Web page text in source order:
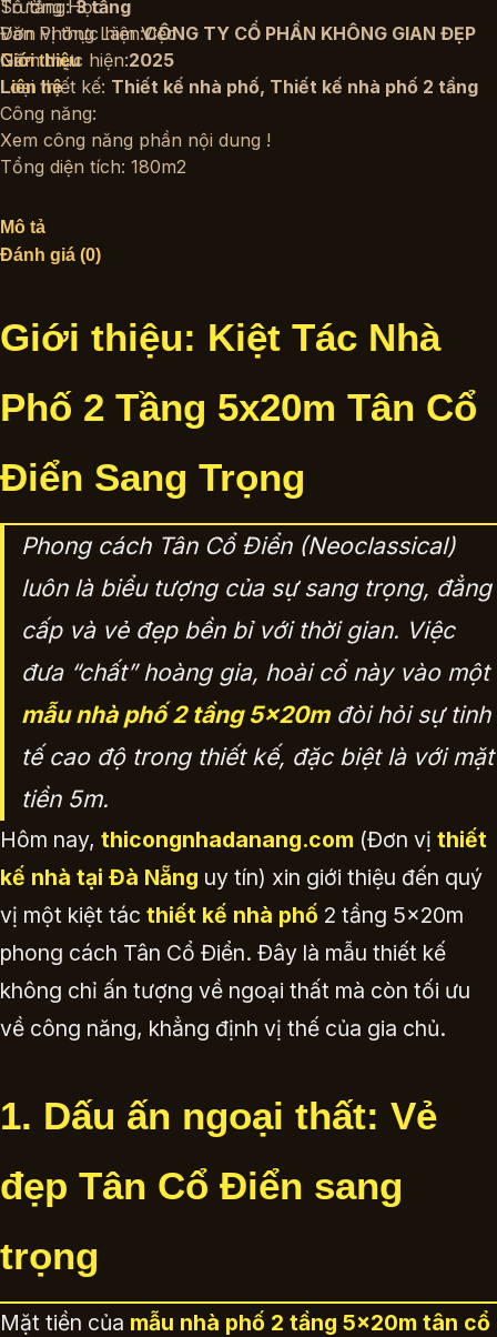
Trường Học
Văn Phòng Làm Việc
Giới thiệu
Liên hệ
Số tầng:3 tầng
Đơn vị thực hiện:CÔNG TY CỔ PHẦN KHÔNG GIAN ĐẸP
Năm thực hiện:2025
Loại thiết kế: Thiết kế nhà phố, Thiết kế nhà phố 2 tầng
Công năng:
Xem công năng phần nội dung !
Tổng diện tích: 180m2
Mô tả
Đánh giá (0)
Giới thiệu: Kiệt Tác Nhà
Phố 2 Tầng 5x20m Tân Cổ
Điển Sang Trọng
Phong cách Tân Cổ Điển (Neoclassical)
luôn là biểu tượng của sự sang trọng, đẳng
cấp và vẻ đẹp bền bỉ với thời gian. Việc
đưa “chất” hoàng gia, hoài cổ này vào một
mẫu nhà phố 2 tầng 5x20mđòi hỏi sự tinh
tế cao độ trong thiết kế, đặc biệt là với mặt
tiền 5m.
Hôm nay, thicongnhadanang.com (Đơn vị thiết
kế nhà tại Đà Nẵng uy tín) xin giới thiệu đến quý
vị một kiệt tác thiết kế nhà phố 2 tầng 5x20m
phong cách Tân Cổ Điển. Đây là mẫu thiết kế
không chỉ ấn tượng về ngoại thất mà còn tối ưu
về công năng, khẳng định vị thế của gia chủ.
1. Dấu ấn ngoại thất: Vẻ
đẹp Tân Cổ Điển sang
trọng
Mặt tiền của mẫu nhà phố 2 tầng 5x20m tân cổ